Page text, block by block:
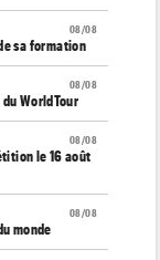
08/08
sa formation
08/08
WorldTour
08/08
le 16 août
08/08
monde